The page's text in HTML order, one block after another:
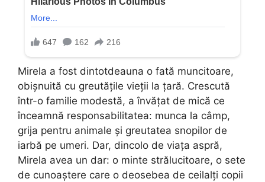
Mirela a fost dintotdeauna o fată muncitoare,
obișnuită cu greutățile vieții la țară. Crescută
într-o familie modestă, a învățat de mică ce
înceamnă responsabilitatea: munca la câmp,
grija pentru animale și greutatea snopilor de
iarbă pe umeri. Dar, dincolo de viața aspră,
Mirela avea un dar: o minte strălucitoare, o sete
de cunoaștere care o deosebea de ceilalți copii